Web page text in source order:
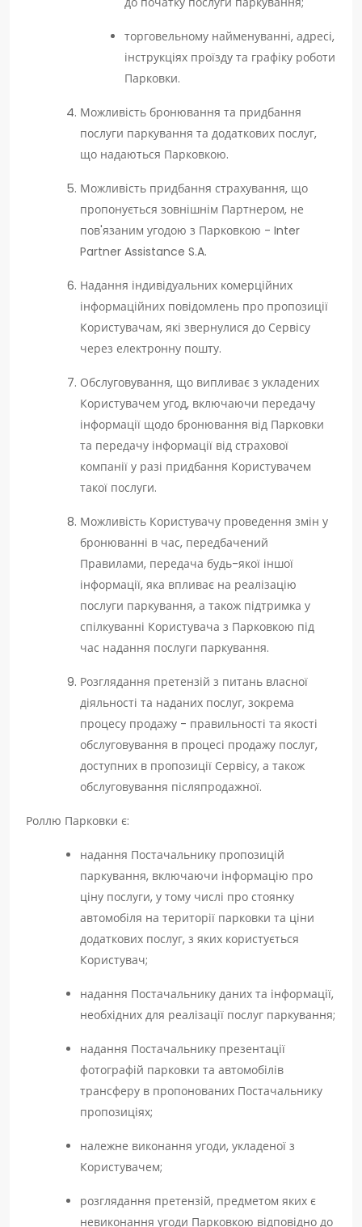
торговельному найменуванні, адресі,
інструкціях проїзду та графіку роботи
Парковки.
Можливість бронювання та придбання
послуги паркування та додаткових послуг,
що надаються Парковкою.
Можливість придбання страхування, що
пропонується зовнішнім Партнером, не
пов'язаним угодою з Парковкою - Inter
Partner Assistance S.A.
Надання індивідуальних комерційних
інформаційних повідомлень про пропозиції
Користувачам, які звернулися до Сервісу
через електронну пошту.
Обслуговування, що випливає з укладених
Користувачем угод, включаючи передачу
інформації щодо бронювання від Парковки
та передачу інформації від страхової
компанії у разі придбання Користувачем
такої послуги.
Можливість Користувачу проведення змін у
бронюванні в час, передбачений
Правилами, передача будь-якої іншої
інформації, яка впливає на реалізацію
послуги паркування, а також підтримка у
спілкуванні Користувача з Парковкою під
час надання послуги паркування.
Розглядання претензій з питань власної
діяльності та наданих послуг, зокрема
процесу продажу - правильності та якості
обслуговування в процесі продажу послуг,
доступних в пропозиції Сервісу, а також
обслуговування післяпродажної.
Роллю Парковки є:
надання Постачальнику пропозицій
паркування, включаючи інформацію про
ціну послуги, у тому числі про стоянку
автомобіля на території парковки та ціни
додаткових послуг, з яких користується
Користувач;
надання Постачальнику даних та інформації,
необхідних для реалізації послуг паркування;
надання Постачальнику презентації
фотографій парковки та автомобілів
трансферу в пропонованих Постачальнику
пропозиціях;
належне виконання угоди, укладеної з
Користувачем;
розглядання претензій, предметом яких є
невиконання угоди Парковкою відповідно до